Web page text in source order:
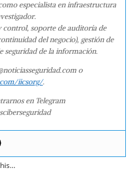
especialista en infraestructura
control, soporte de auditoría de
del negocio), gestión de
seguridad de la información.
o
iicsorg/.
en Telegram